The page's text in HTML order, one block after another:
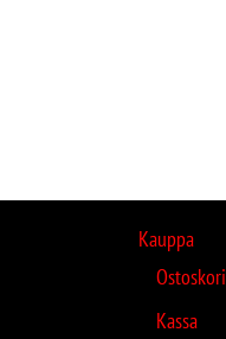
Kauppa
Ostoskori
Kassa